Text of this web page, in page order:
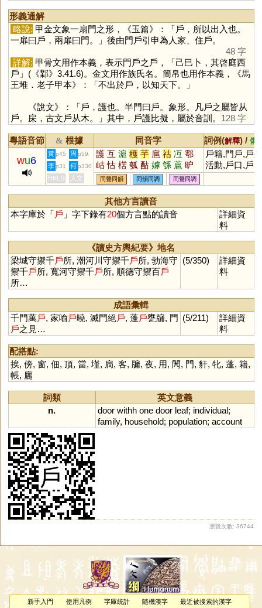
形義通解
略說: 甲金文象一扇門之形，《玉篇》：「戶，所以出入也。
一扉曰戶，兩扉曰門。」後由門戶引申為人家、住戶。
48 字
詳解: 甲骨文用作本義，表示門戶之戶，「己巳卜，其啓庭西
戶」(《鄴》3.41.6)。金文用作族氏名。簡帛也用作本義，《馬
王堆．老子甲本》：「不出於戶，以知天下。」
《說文》：「戶，護也。半門曰戶。象形。凡戶之屬皆从
戶。㦿，古文戶从木。」其中，戶護比擬，屬於音訓。 128 字
粵語音節 & 根據 同音字 詞例(解釋) / 備
wu6
黃 p45 周 p59 護 互 滬 穫 芋 扈 祜 冱 鄠
岵 怙 楛 瓠 酤 嫭 綔 蔰 昈
熩 雽 槴 婟 濩 頀 韄 臒 嫮
芐 枑 沍
戶籍,門戶,戶外
活動,戶口,戶
主,戶頭,戶內
李 p31 何 p330
HKLS 人文 同聲同韻 同韻同調 同聲同調
其他方言讀音
本字庫於「戶 」字下錄有20個方言點的讀音
詳細資
料
《讀史方輿紀要》地名
梁城守禦千戶所, 潮河川守禦千戶所, 勃海守
禦千戶所, 寬河守禦千戶所, 順德守禦百戶
所…
(5/350)
詳細資
料
成語彙輯
千門萬戶, 家喻戶曉, 滅門絕戶, 蓬戶甕牖, 門
戶之見…
(5/211)
詳細資
料
配搭點:
挨, 傍, 窗, 佃, 頂, 當, 墐, 扃, 客, 牖, 夜, 用, 閌, 門, 豻, 牝, 蓬, 籍,
帳, 廲
詞類
英文意義
n.
door withh one door leaf; individual;
family, household; population; account
瀏覽次數: 36744
新手入門 使用凡例 字庫統計 隨機漢字 最近被搜索的漢字